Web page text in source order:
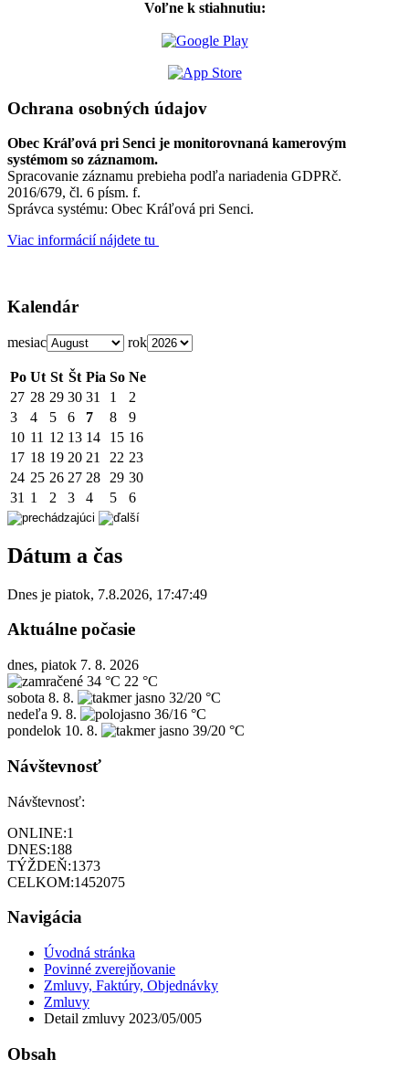
Voľne k stiahnutiu:
Ochrana osobných údajov
Obec Kráľová pri Senci je monitorovnaná kamerovým
systémom so záznamom.
Spracovanie záznamu prebieha podľa nariadenia GDPRč.
2016/679, čl. 6 písm. f.
Správca systému: Obec Kráľová pri Senci.
Viac informácií nájdete tu
Kalendár
mesiac rok
Po Ut St Št Pia So Ne
27 28 29 30 31 1
2
3
4 5 6 7 8
9
10 11 12 13 14 15 16
17 18 19 20 21 22 23
24 25 26 27 28 29 30
31 1 2 3 4 5 6
Dátum a čas
Dnes je piatok, 7.8.2026, 17:47:49
Aktuálne počasie
dnes, piatok 7. 8. 2026
34 °C 22 °C
sobota 8. 8.
32/20 °C
nedeľa 9. 8.
36/16 °C
pondelok 10. 8. 39/20 °C
Návštevnosť
Návštevnosť:
ONLINE:1
DNES:188
TÝŽDEŇ:1373
CELKOM:1452075
Navigácia
Úvodná stránka
Povinné zverejňovanie
Zmluvy, Faktúry, Objednávky
Zmluvy
Detail zmluvy 2023/05/005
Obsah